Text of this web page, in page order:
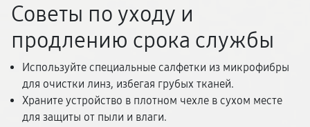
Советы по уходу и
продлению срока службы
Используйте специальные салфетки из микрофибры
для очистки линз, избегая грубых тканей.
Храните устройство в плотном чехле в сухом месте
для защиты от пыли и влаги.